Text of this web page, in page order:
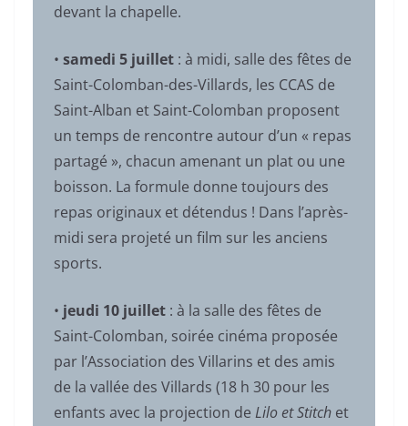
devant la chapelle.
• samedi 5 juillet: à midi, salle des fêtes de
Saint-Colomban-des-Villards, les CCAS de
Saint-Alban et Saint-Colomban proposent
un temps de rencontre autour d’un « repas
partagé », chacun amenant un plat ou une
boisson. La formule donne toujours des
repas originaux et détendus ! Dans l’après-
midi sera projeté un film sur les anciens
sports.
• jeudi 10 juillet: à la salle des fêtes de
Saint-Colomban, soirée cinéma proposée
par l’Association des Villarins et des amis
de la vallée des Villards (18 h 30 pour les
enfants avec la projection de Lilo et Stitchet